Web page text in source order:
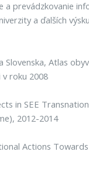
prevádzkovanie
a ďalších
Atlas
v roku 2008
in SEE
2012-2014
Actions